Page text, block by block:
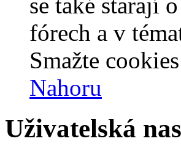
fórech a v
Smažte
Nahoru
Uživatelská